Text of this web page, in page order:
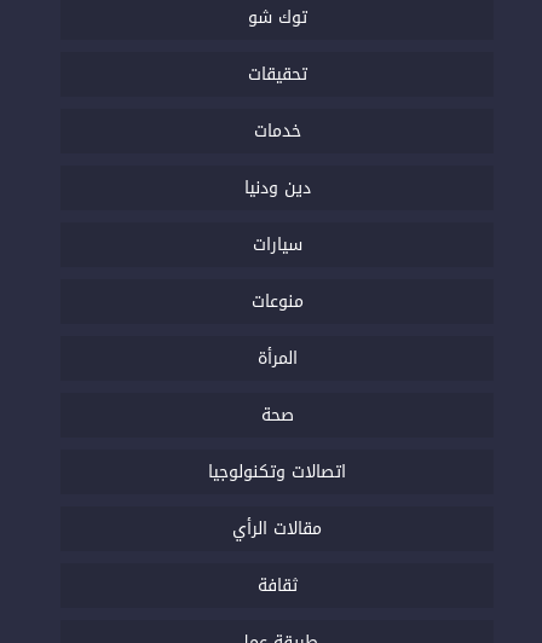
توك شو
تحقيقات
خدمات
دين ودنيا
سيارات
منوعات
المرأة
صحة
اتصالات وتكنولوجيا
مقالات الرأي
ثقافة